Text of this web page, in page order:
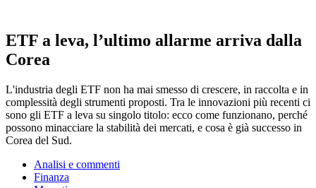
ETF a leva, l’ultimo allarme arriva dalla
Corea
L'industria degli ETF non ha mai smesso di crescere, in raccolta e in
complessità degli strumenti proposti. Tra le innovazioni più recenti ci
sono gli ETF a leva su singolo titolo: ecco come funzionano, perché
possono minacciare la stabilità dei mercati, e cosa è già successo in
Corea del Sud.
Analisi e commenti
Finanza